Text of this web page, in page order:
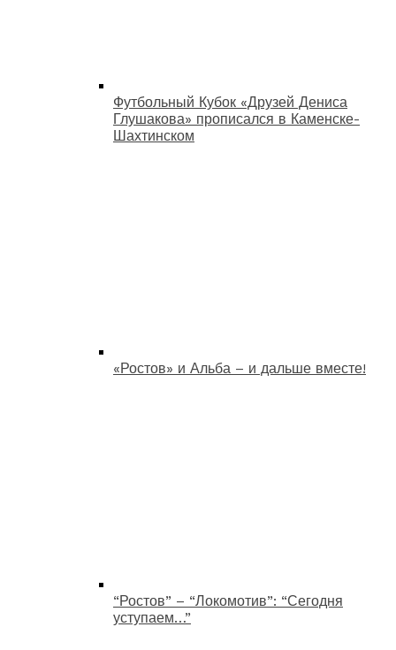
Футбольный Кубок «Друзей Дениса
Глушакова» прописался в Каменске-
Шахтинском
«Ростов» и Альба – и дальше вместе!
“Ростов” – “Локомотив”: “Сегодня
уступаем…”